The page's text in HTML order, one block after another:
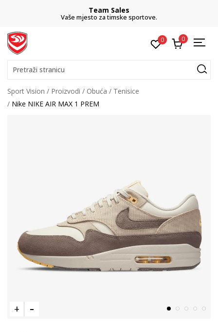
Team Sales
Vaše mjesto za timske sportove.
0 0
Pretraži stranicu
Sport Vision Proizvodi Obuća
Tenisice
Nike NIKE AIR MAX 1 PREM